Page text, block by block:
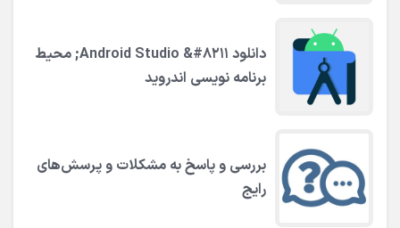
دانلود Android Studio &#۸۲۱۱; محیط
برنامه نویسی اندروید
بررسی و پاسخ به مشکلات و پرسش‌های
رایج